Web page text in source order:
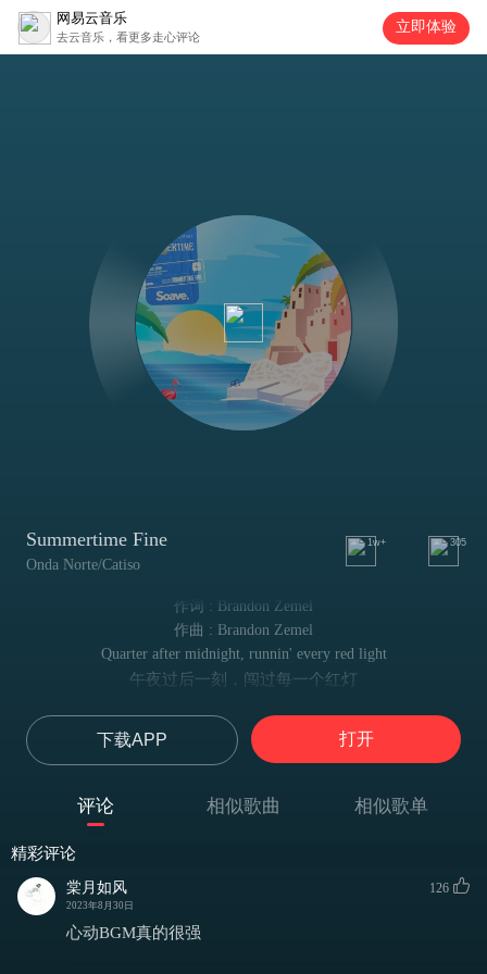
网易云音乐
去云音乐，看更多走心评论
立即体验
Summertime Fine
Onda Norte/Catiso
1w+ 305
作词 : Brandon Zemel
作曲 : Brandon Zemel
Quarter after midnight, runnin' every red light
午夜过后一刻，闯过每一个红灯
风吹过我们的头发
Not another car in sight, not a single headlight
眼前没有其他车，也没有一个车前灯
因为我们是唯一来这里的人
Cause I can see you and me, we were young and free
下载APP 打开
评论 相似歌曲 相似歌单
精彩评论
棠月如风
2023年8月30日
126
心动BGM真的很强